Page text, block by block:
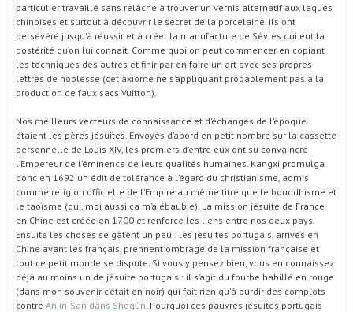
particulier travaillé sans relâche à trouver un vernis alternatif aux laques
chinoises et surtout à découvrir le secret de la porcelaine. Ils ont
persévéré jusqu’à réussir et à créer la manufacture de Sèvres qui eut la
postérité qu’on lui connait. Comme quoi on peut commencer en copiant
les techniques des autres et finir par en faire un art avec ses propres
lettres de noblesse (cet axiome ne s’appliquant probablement pas à la
production de faux sacs Vuitton).
Nos meilleurs vecteurs de connaissance et d’échanges de l’époque
étaient les pères jésuites. Envoyés d’abord en petit nombre sur la cassette
personnelle de Louis XIV, les premiers d’entre eux ont su convaincre
l’Empereur de l’éminence de leurs qualités humaines. Kangxi promulga
donc en 1692 un édit de tolérance à l’égard du christianisme, admis
comme religion officielle de l’Empire au même titre que le bouddhisme et
le taoïsme (oui, moi aussi ça m’a ébaubie). La mission jésuite de France
en Chine est créée en 1700 et renforce les liens entre nos deux pays.
Ensuite les choses se gâtent un peu : les jésuites portugais, arrivés en
Chine avant les français, prennent ombrage de la mission française et
tout ce petit monde se dispute. Si vous y pensez bien, vous en connaissez
déjà au moins un de jésuite portugais : il s’agit du fourbe habillé en rouge
(dans mon souvenir c’était en noir) qui fait rien qu’à ourdir des complots
contre Anjin-San dans Shogûn . Pourquoi ces pauvres jésuites portugais